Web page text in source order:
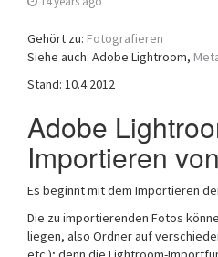
Gehört zu: Fotografieren
Siehe auch: Adobe Lightroom,
Stand: 10.4.2012
Adobe
Importieren
Es beginnt mit dem Importieren
Die zu importierenden Fotos
liegen, also Ordner auf